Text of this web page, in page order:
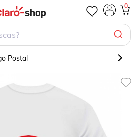
0
Postal
MARIO BLANCA